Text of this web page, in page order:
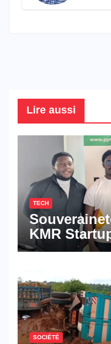
Lire aussi
TECH
KMR
Pyramid
Cameroon
SOCIÉTÉ